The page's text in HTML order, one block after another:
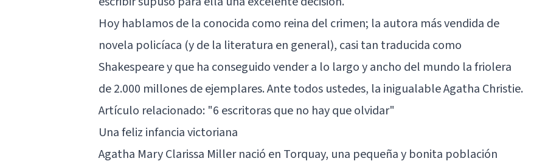
Hoy hablamos de la conocida como reina del crimen; la autora más vendida de
novela policíaca (y de la literatura en general), casi tan traducida como
Shakespeare y que ha conseguido vender a lo largo y ancho del mundo la friolera
de 2.000 millones de ejemplares. Ante todos ustedes, la inigualable Agatha Christie.
Artículo relacionado: "6 escritoras que no hay que olvidar"
Una feliz infancia victoriana
Agatha Mary Clarissa Miller nació en Torquay, una pequeña y bonita población